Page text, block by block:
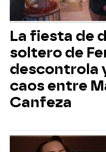
La fiesta de
soltero de
descontrola
caos entre
Canfeza